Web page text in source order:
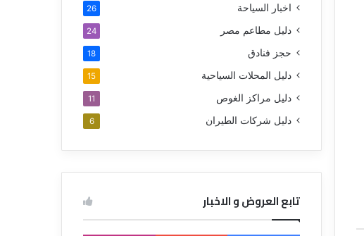
اخبار السياحة 26
دليل مطاعم مصر 24
حجز فنادق 18
دليل المحلات السياحية 15
دليل مراكز الغوص 11
دليل شركات الطيران 6
تابع العروض و الاخبار